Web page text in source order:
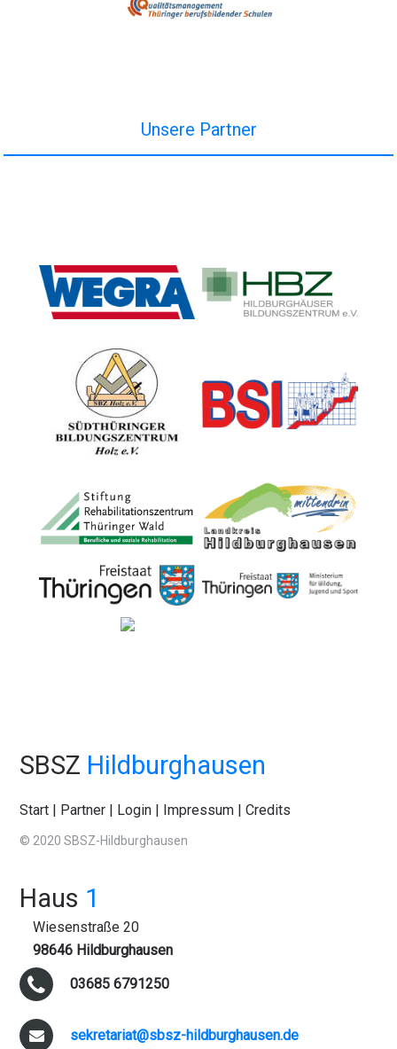
Unsere Partner
SBSZ Hildburghausen
Start | Partner | Login | Impressum |Credits
© 2020 SBSZ-Hildburghausen
Haus 1
Wiesenstraße 20
98646 Hildburghausen
03685 6791250
sekretariat@sbsz-hildburghausen.de